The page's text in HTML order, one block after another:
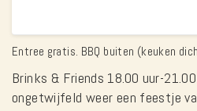
Entree gratis. BBQ buiten (keuken
Brinks & Friends 1 8.00 uur-
ongetwijfeld weer een feestje